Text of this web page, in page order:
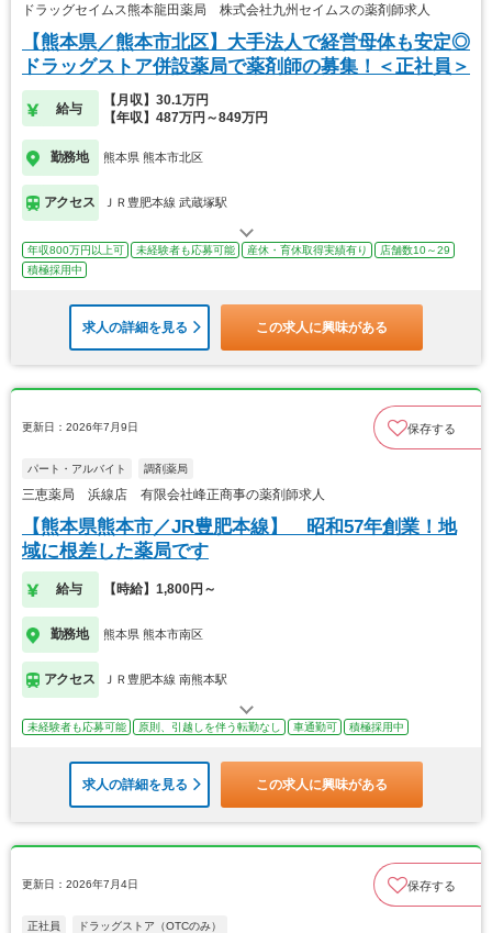
ドラッグセイムス熊本龍田薬局 株式会社九州セイムスの薬剤師求人
【熊本県／熊本市北区】大手法人で経営母体も安定◎
ドラッグストア併設薬局で薬剤師の募集！＜正社員＞
給与
【月収】30.1万円
【年収】487万円～849万円
勤務地 熊本県 熊本市北区
アクセス ＪＲ豊肥本線 武蔵塚駅
年収800万円以上可 未経験者も応募可能 産休・育休取得実績有り
店舗数10～29
積極採用中
求人の詳細を見る この求人に興味がある
更新日：2026年7月9日 保存する
パート・アルバイト 調剤薬局
三恵薬局 浜線店 有限会社峰正商事の薬剤師求人
【熊本県熊本市／JR豊肥本線】 昭和57年創業！地
域に根差した薬局です
給与 【時給】1,800円～
勤務地 熊本県 熊本市南区
アクセス ＪＲ豊肥本線 南熊本駅
未経験者も応募可能 原則、引越しを伴う転勤なし 車通勤可 積極採用中
求人の詳細を見る この求人に興味がある
更新日：2026年7月4日 保存する
正社員 ドラッグストア（OTCのみ）